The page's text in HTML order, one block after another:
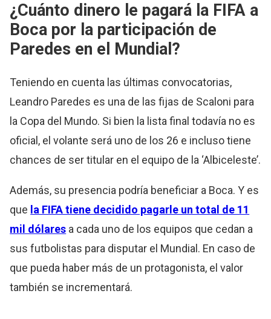
¿Cuánto dinero le pagará la FIFA a
Boca por la participación de
Paredes en el Mundial?
Teniendo en cuenta las últimas convocatorias,
Leandro Paredes es una de las fijas de Scaloni para
la Copa del Mundo. Si bien la lista final todavía no es
oficial, el volante será uno de los 26 e incluso tiene
chances de ser titular en el equipo de la ‘Albiceleste’.
Además, su presencia podría beneficiar a Boca. Y es
que la FIFA tiene decidido pagarle un total de 11
mil dólares a cada uno de los equipos que cedan a
sus futbolistas para disputar el Mundial. En caso de
que pueda haber más de un protagonista, el valor
también se incrementará.